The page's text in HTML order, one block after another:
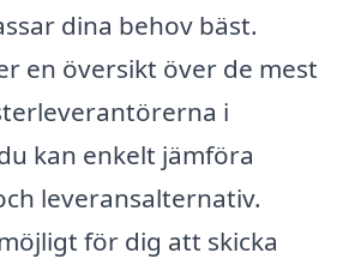
dina behov bäst.
en översikt över de mest
i
kan enkelt jämföra
leveransalternativ.
för dig att skicka